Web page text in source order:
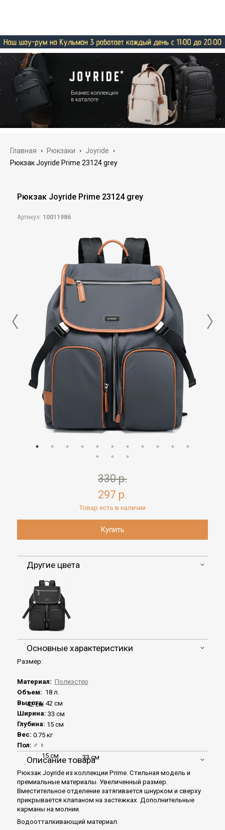
Главная › Рюкзаки › Joyride ›
Рюкзак Joyride Prime 23124 grey
Рюкзак Joyride Prime 23124 grey
Артикул: 10011986
330 р.
297 р.
Товар есть в наличии
Другие цвета
Основные характеристики
42 см
15 см 33 см
Размер:
Материал: Полиэстер
Объем: 18 л.
Высота: 42 см
Ширина: 33 см
Глубина: 15 см
Вес: 0.75 кг
Пол: ♂ ♀
Описание товара
Рюкзак Joyride из коллекции Prime. Стильная модель и
премиальные материалы. Увеличенный размер.
Вместительное отделение затягивается шнурком и сверху
прикрывается клапаном на застежках. Дополнительные
карманы на молнии.
Водоотталкивающий материал.